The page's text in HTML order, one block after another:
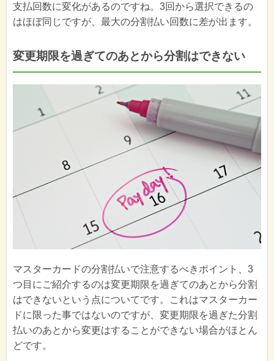
支払回数に変化があるのですね。3回から選択できるの
はほぼ同じですが、最大の分割払い回数に差が出ます。
変更期限を過ぎてのあとから分割はできない
マスターカードの分割払いで注意するべきポイント、3
つ目にご紹介するのは変更期限を過ぎてのあとから分割
はできないという点についてです。これはマスターカー
ドに限った事ではないのですが、変更期限を過ぎた分割
払いのあとから変更はすることができない場合がほとん
どです。